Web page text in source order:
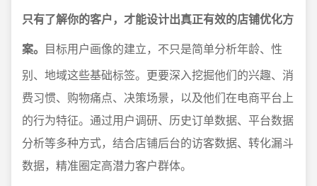
只有了解你的客户，才能设计出真正有效的店铺优化方
案。 目标用户画像的建立，不只是简单分析年龄、性
别、地域这些基础标签。更要深入挖掘他们的兴趣、消
费习惯、购物痛点、决策场景，以及他们在电商平台上
的行为特征。通过用户调研、历史订单数据、平台数据
分析等多种方式，结合店铺后台的访客数据、转化漏斗
数据，精准圈定高潜力客户群体。